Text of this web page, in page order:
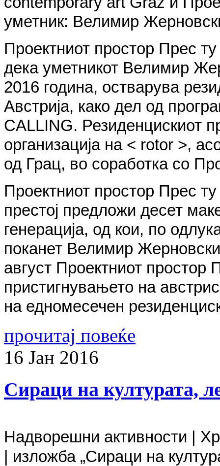
уметник: Велимир
Проектниот простор Прес
дека уметникот Велимир
2016 година, остварува
Австрија, како дел од
CALLING. Резиденцискиот
организација на < rotor >,
од Грац, во соработка со
Проектниот простор Прес ту
престој предложи десет
генерација, од кои, по
поканет Велимир
август Проектниот простор
пристигнувањето на
на едномесечен
прочитај повеќе
16 Јан 2016
Сираци на културата,
Надворешни активности |
| изложба „Сираци на